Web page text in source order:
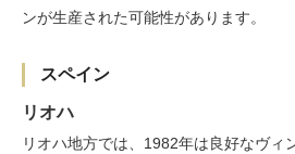
ンが生産された可能性があります。
スペイン
リオハ
リオハ地方では、1982年は良好なヴィ